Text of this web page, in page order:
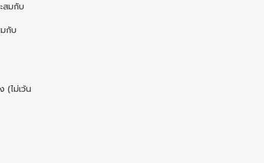
สมกับ
กับ
ไม่เว้น